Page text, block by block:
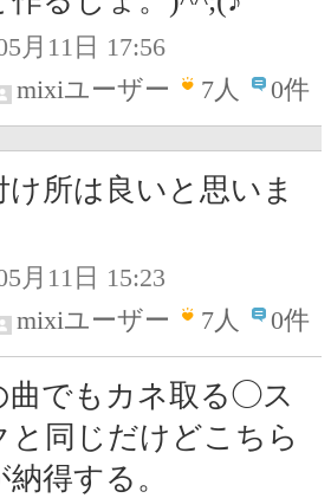
月11日 17:56
mixiユーザー
7人 0件
け所は良いと思いま
月11日 15:23
mixiユーザー
7人 0件
曲でもカネ取る◯ス
と同じだけどこちら
得する。